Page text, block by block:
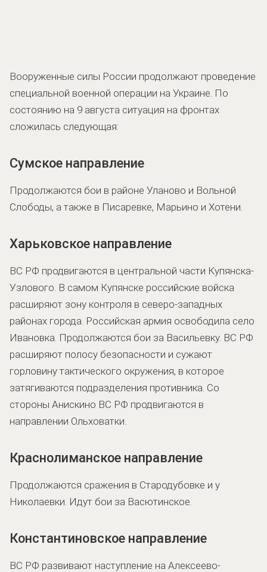
Вооруженные силы России продолжают проведение
специальной военной операции на Украине. По
состоянию на 9 августа ситуация на фронтах
сложилась следующая:
Сумское направление
Продолжаются бои в районе Уланово и Вольной
Слободы, а также в Писаревке, Марьино и Хотени.
Харьковское направление
ВС РФ продвигаются в центральной части Купянска-
Узлового. В самом Купянске российские войска
расширяют зону контроля в северо-западных
районах города. Российская армия освободила село
Ивановка. Продолжаются бои за Васильевку. ВС РФ
расширяют полосу безопасности и сужают
горловину тактического окружения, в которое
затягиваются подразделения противника. Со
стороны Анискино ВС РФ продвигаются в
направлении Ольховатки.
Краснолиманское направление
Продолжаются сражения в Стародубовке и у
Николаевки. Идут бои за Васютинское.
Константиновское направление
ВС РФ развивают наступление на Алексеево-